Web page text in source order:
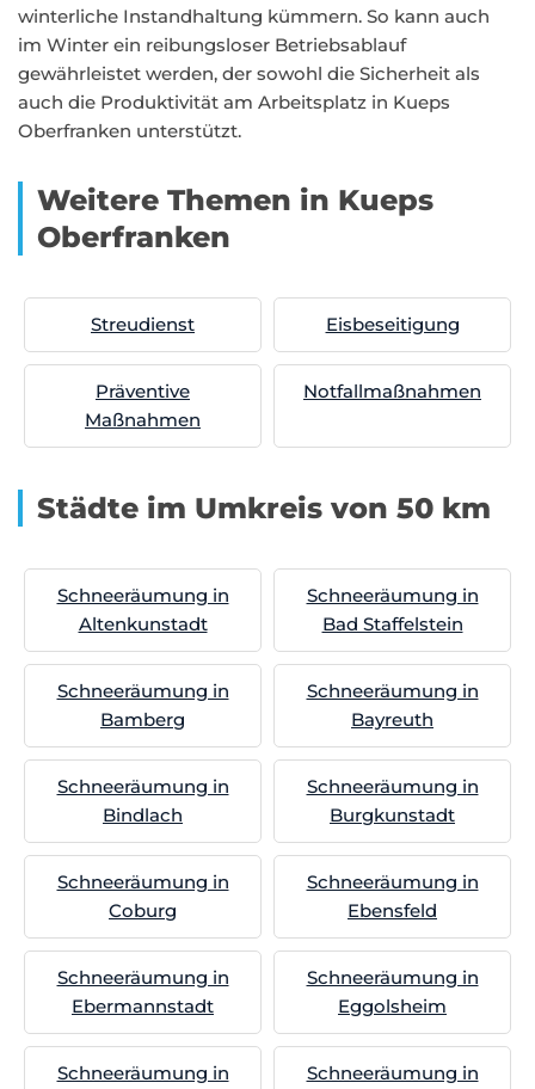
winterliche Instandhaltung kümmern. So kann auch
im Winter ein reibungsloser Betriebsablauf
gewährleistet werden, der sowohl die Sicherheit als
auch die Produktivität am Arbeitsplatz in Kueps
Oberfranken unterstützt.
Weitere Themen in Kueps
Oberfranken
Streudienst Eisbeseitigung
Präventive
Maßnahmen
Notfallmaßnahmen
Städte im Umkreis von 50 km
Schneeräumung in
Altenkunstadt
Schneeräumung in
Bad Staffelstein
Schneeräumung in
Bamberg
Schneeräumung in
Bayreuth
Schneeräumung in
Bindlach
Schneeräumung in
Burgkunstadt
Schneeräumung in
Coburg
Schneeräumung in
Ebensfeld
Schneeräumung in
Ebermannstadt
Schneeräumung in
Eggolsheim
Schneeräumung in
Schneeräumung in